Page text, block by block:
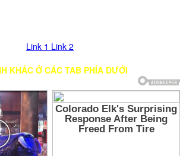
Link 1 Link 2
KHÁC Ở CÁC TAB PHÍA DƯỚI